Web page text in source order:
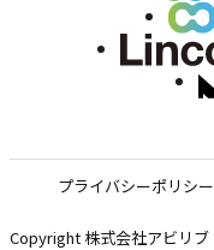
プライバシーポリシー
Copyright 株式会社アビリブ